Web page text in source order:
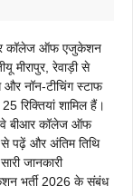
कॉलेज ऑफ एजुकेशन
मीरापुर, रेवाड़ी से
और नॉन-टीचिंग स्टाफ
रिक्तियां शामिल हैं।
वे बीआर कॉलेज ऑफ
पढ़ें और अंतिम तिथि
जानकारी
भर्ती 2026 के संबंध